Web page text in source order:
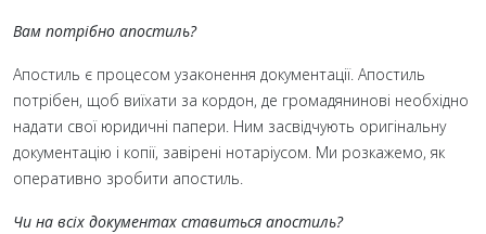
Вам потрібно апостиль?
Апостиль є процесом узаконення документації. Апостиль
потрібен, щоб виїхати за кордон, де громадянинові необхідно
надати свої юридичні папери. Ним засвідчують оригінальну
документацію і копії, завірені нотаріусом. Ми розкажемо, як
оперативно зробити апостиль.
Чи на всіх документах ставиться апостиль?